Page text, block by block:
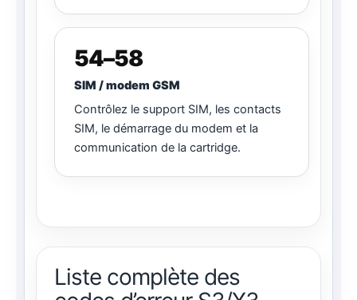
54–58
SIM / modem GSM
Contrôlez le support SIM, les contacts
SIM, le démarrage du modem et la
communication de la cartridge.
Liste complète des